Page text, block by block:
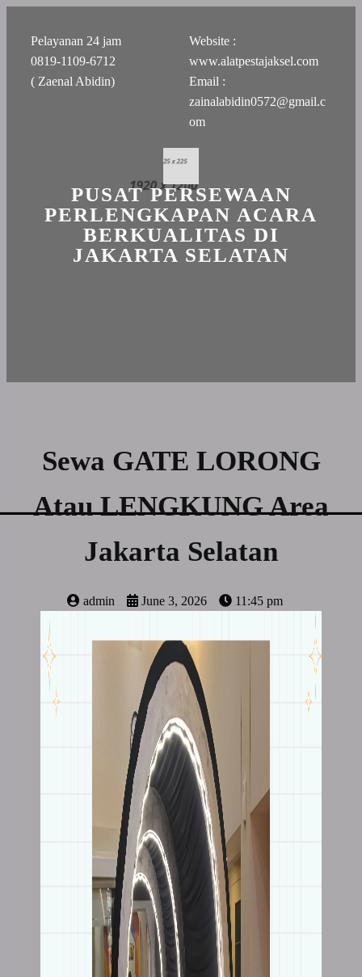
Pelayanan 24 jam
0819-1109-6712
( Zaenal Abidin)
Website :
www.alatpestajaksel.com
Email :
zainalabidin0572@gmail.c
om
PUSAT PERSEWAAN
PERLENGKAPAN ACARA
BERKUALITAS DI
JAKARTA SELATAN
Sewa GATE LORONG
Atau LENGKUNG Area
Jakarta Selatan
admin June 3, 2026 11:45 pm